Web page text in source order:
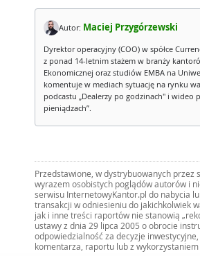
Autor: Maciej Przygórzewski
Dyrektor operacyjny (COO) w spółce
z ponad 14-letnim stażem w branży
Ekonomicznej oraz studiów EMBA na
komentuje w mediach sytuację na rynku
podcastu „Dealerzy po godzinach" i wideo
pieniądzach”.
Przedstawione, w dystrybuowanych przez
wyrazem osobistych poglądów autorów i
serwisu InternetowyKantor.pl do nabycia
transakcji w odniesieniu do jakichkolwiek
jak i inne treści raportów nie stanowią
ustawy z dnia 29 lipca 2005 o obrocie
odpowiedzialność za decyzje
komentarza, raportu lub z